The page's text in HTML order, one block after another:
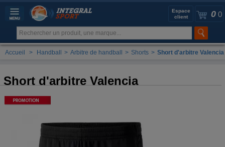
0 0
Espace
client
Accueil > Handball > Arbitre de handball > Shorts > Short d'arbitre Valencia
Short d'arbitre Valencia